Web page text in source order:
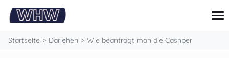
Startseite Darlehen Wie beantragt man die Cashper